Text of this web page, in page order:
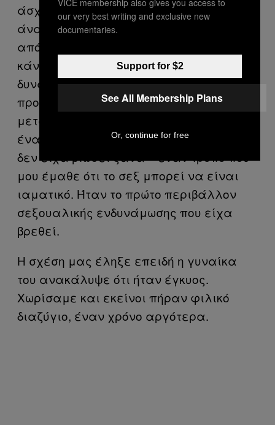
άσχημα για εκείνον, ωστόσο κάπως με
άναβε το πώς με είχε ανάγκη. Ένιωθα
από τη μια ότι δεν μπορούσα να τον
κάνω να νιώσει καλύτερα αλλά το πιο
δυνατό κομμάτι μου, μου έλεγε να
προσπαθήσω. Η ανάγκη του
μεταφραζόταν στο σεξ που κάναμε με
έναν έντονο και παθιασμένο τρόπο που
δεν είχα βιώσει ξανά – έναν τρόπο που
μου έμαθε ότι το σεξ μπορεί να είναι
ιαματικό. Ήταν το πρώτο περιβάλλον
σεξουαλικής ενδυνάμωσης που είχα
βρεθεί.
Η σχέση μας έληξε επειδή η γυναίκα
του ανακάλυψε ότι ήταν έγκυος.
Χωρίσαμε και εκείνοι πήραν φιλικό
διαζύγιο, έναν χρόνο αργότερα.
our very best writing and exclusive new
documentaries.
Support for $2
See All Membership Plans
Or, continue for free